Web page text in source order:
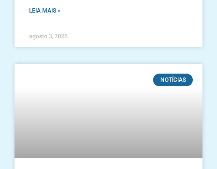
LEIA MAIS »
agosto 3, 2026
NOTÍCIAS